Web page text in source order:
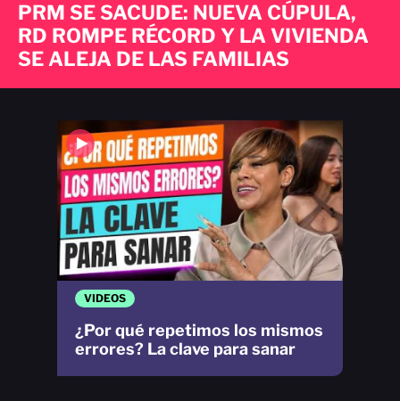
PRM SE SACUDE: NUEVA CÚPULA,
RD ROMPE RÉCORD Y LA VIVIENDA
SE ALEJA DE LAS FAMILIAS
VIDEOS
¿Por qué repetimos los mismos
errores? La clave para sanar